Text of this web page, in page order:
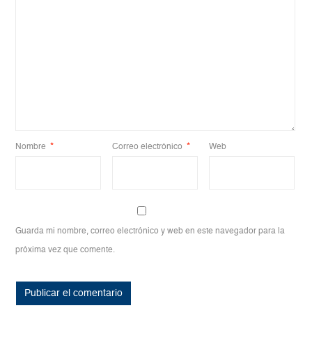
Nombre * Correo electrónico * Web
Guarda mi nombre, correo electrónico y web en este navegador para la
próxima vez que comente.